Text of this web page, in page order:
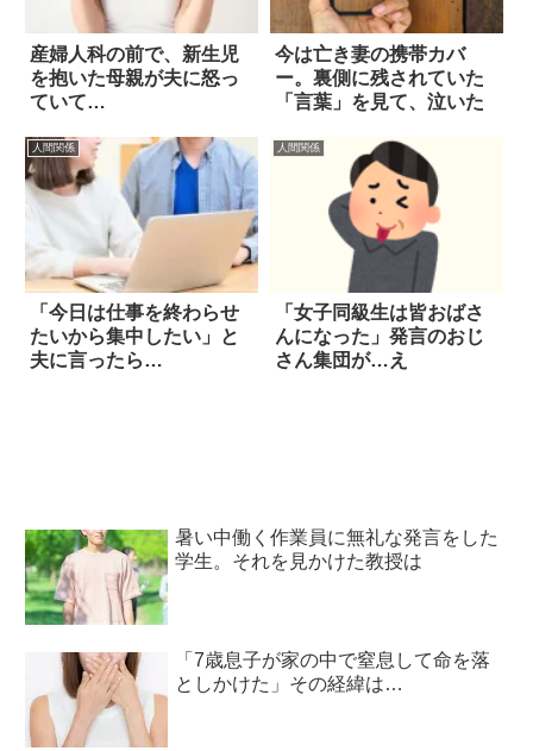
産婦人科の前で、新生児
を抱いた母親が夫に怒っ
ていて…
今は亡き妻の携帯カバ
ー。裏側に残されていた
「言葉」を見て、泣いた
人間関係
「今日は仕事を終わらせ
たいから集中したい」と
夫に言ったら…
人間関係
「女子同級生は皆おばさ
んになった」発言のおじ
さん集団が…え
暑い中働く作業員に無礼な発言をした
学生。それを見かけた教授は
「7歳息子が家の中で窒息して命を落
としかけた」その経緯は…